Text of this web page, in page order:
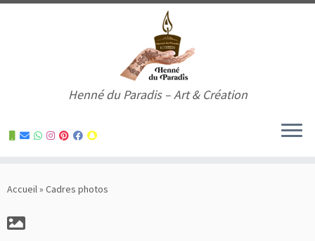
to
Henné du Paradis – Art & Création
Accueil» Cadres photos